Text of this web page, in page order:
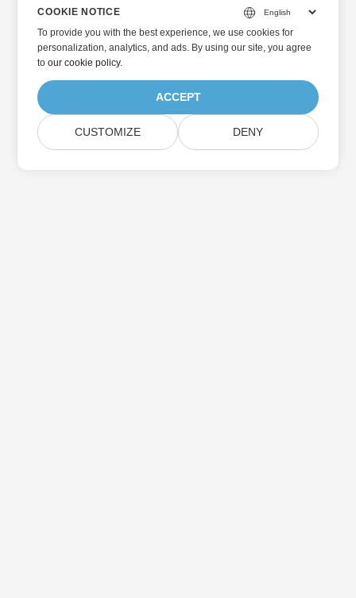
COOKIE NOTICE
To provide you with the best experience, we use cookies for
personalization, analytics, and ads. By using our site, you agree
toour cookie policy.
ACCEPT
CUSTOMIZE DENY